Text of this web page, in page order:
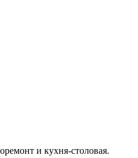
и кухня-столовая.